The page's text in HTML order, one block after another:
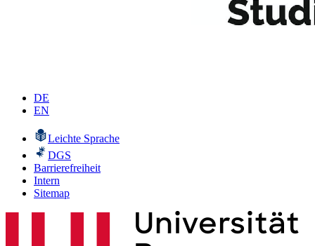
DE
EN
Leichte Sprache
DGS
Barrierefreiheit
Intern
Sitemap